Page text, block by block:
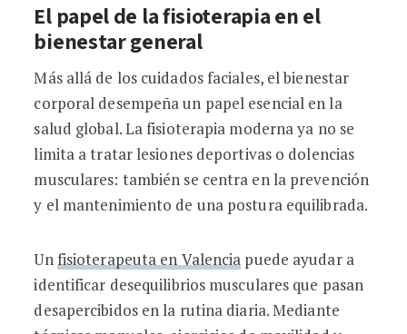
El papel de la fisioterapia en el
bienestar general
Más allá de los cuidados faciales, el bienestar
corporal desempeña un papel esencial en la
salud global. La fisioterapia moderna ya no se
limita a tratar lesiones deportivas o dolencias
musculares: también se centra en la prevención
y el mantenimiento de una postura equilibrada.
Unfisioterapeuta en Valencia puede ayudar a
identificar desequilibrios musculares que pasan
desapercibidos en la rutina diaria. Mediante